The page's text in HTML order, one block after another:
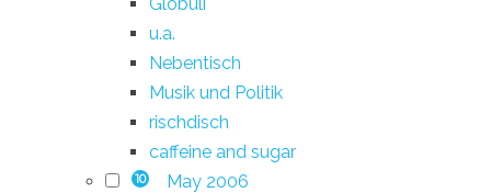
u.a.
Nebentisch
Musik und Politik
rischdisch
caffeine and sugar
10 May 2006